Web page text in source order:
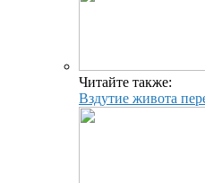
Читайте также:
Вздутие живота